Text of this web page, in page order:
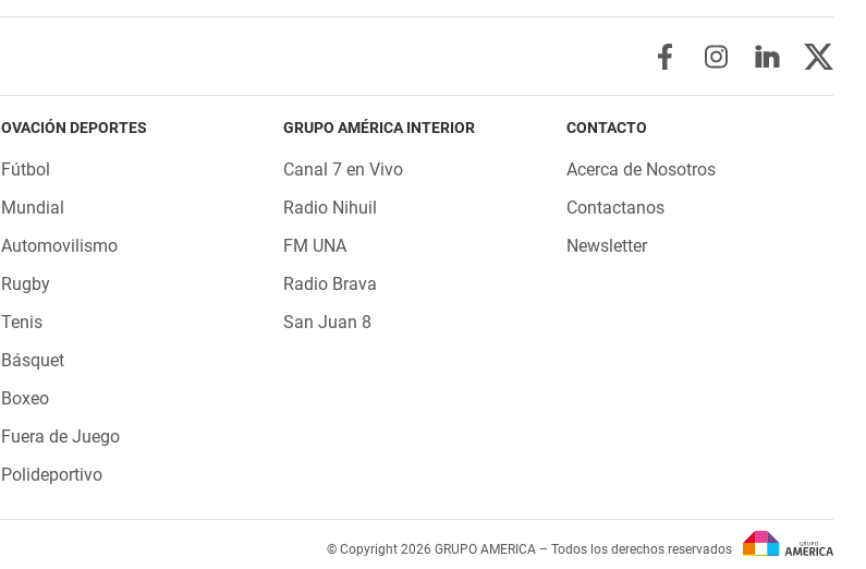
OVACIÓN DEPORTES
Fútbol
Mundial
Automovilismo
Rugby
Tenis
Básquet
Boxeo
Fuera de Juego
Polideportivo
GRUPO AMÉRICA INTERIOR
Canal 7 en Vivo
Radio Nihuil
FM UNA
Radio Brava
San Juan 8
CONTACTO
Acerca de Nosotros
Contactanos
Newsletter
© Copyright 2026 GRUPO AMERICA – Todos los derechos reservados